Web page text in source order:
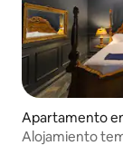
Apartamento
eans
Alojamiento